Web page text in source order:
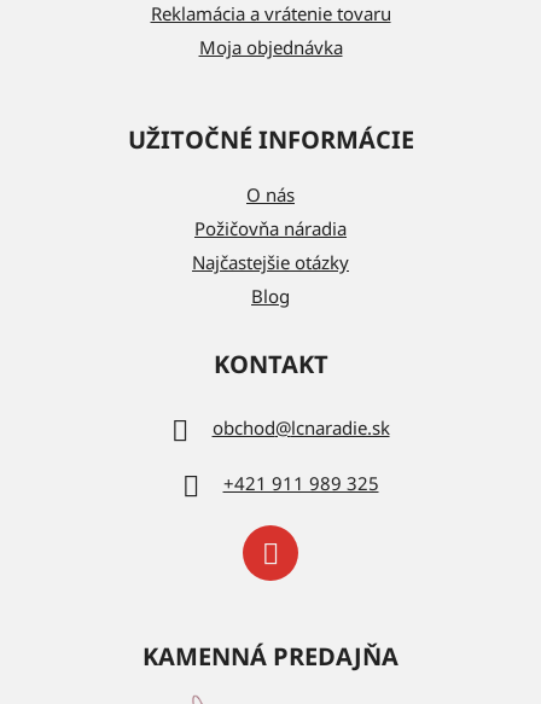
Reklamácia a vrátenie tovaru
Moja objednávka
UŽITOČNÉ INFORMÁCIE
O nás
Požičovňa náradia
Najčastejšie otázky
Blog
KONTAKT
obchod@lcnaradie.sk
+421 911 989 325
KAMENNÁ PREDAJŇA